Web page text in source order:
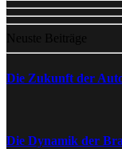
Neuste Beiträge
Die Zukunft der
Die Dynamik der